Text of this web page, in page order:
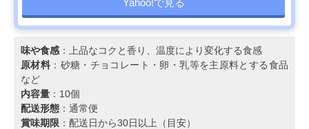
Yahoo!で見る
味や食感 ：上品なコクと香り、温度により変化する食感
原材料 ：砂糖・チョコレート・卵・乳等を主原料とする食品
など
内容量 ：10個
配送形態 ：通常便
賞味期限 ：配送日から30日以上（目安）